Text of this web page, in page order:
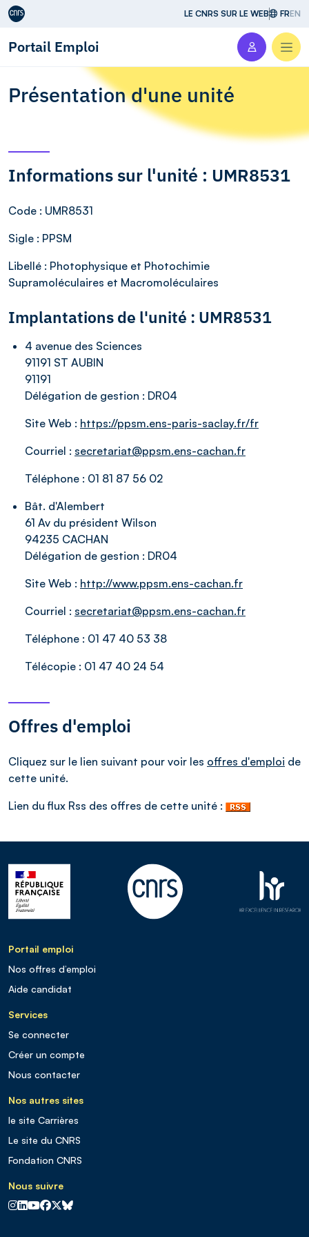
Aller au contenu LE CNRS SUR LE WEB FREN
Portail Emploi
Présentation d'une unité
Informations sur l'unité : UMR8531
Code : UMR8531
Sigle : PPSM
Libellé : Photophysique et Photochimie
Supramoléculaires et Macromoléculaires
Implantations de l'unité : UMR8531
4 avenue des Sciences
91191 ST AUBIN
91191
Délégation de gestion : DR04
Site Web : https://ppsm.ens-paris-saclay.fr/fr
Courriel : secretariat@ppsm.ens-cachan.fr
Téléphone : 01 81 87 56 02
Bât. d'Alembert
61 Av du président Wilson
94235 CACHAN
Délégation de gestion : DR04
Site Web : http://www.ppsm.ens-cachan.fr
Courriel : secretariat@ppsm.ens-cachan.fr
Téléphone : 01 47 40 53 38
Télécopie : 01 47 40 24 54
Offres d'emploi
Cliquez sur le lien suivant pour voir les offres d'emploi de
cette unité.
Lien du flux Rss des offres de cette unité :
Portail emploi
Nos offres d’emploi
Aide candidat
Services
Se connecter
Créer un compte
Nous contacter
Nos autres sites
le site Carrières
Le site du CNRS
Fondation CNRS
Nous suivre
CNRS sur Instagram
CNRS sur Linkedin
CNRS sur Youtube
CNRS sur Facebook
CNRS sur X
CNRS sur Blus sky